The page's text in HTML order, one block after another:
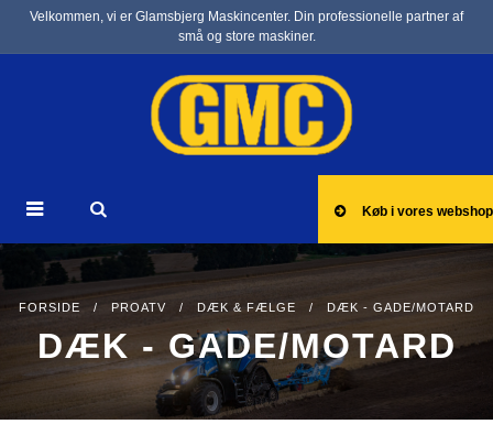
Velkommen, vi er Glamsbjerg Maskincenter. Din professionelle partner af
små og store maskiner.
Køb i vores webshop
FORSIDE / PROATV / DÆK & FÆLGE / DÆK - GADE/MOTARD
DÆK - GADE/MOTARD